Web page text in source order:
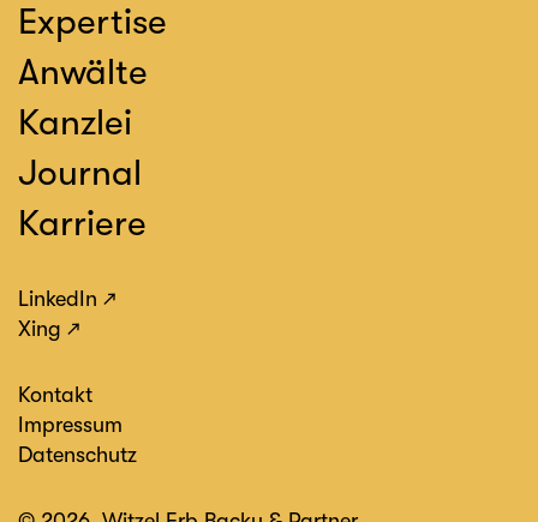
Expertise
Anwälte
Kanzlei
Journal
Karriere
LinkedIn
Xing
Kontakt
Impressum
Datenschutz